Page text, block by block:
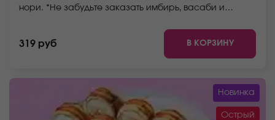
нори. *Не забудьте заказать имбирь, васаби и
*Внешний вид блюда может отличаться от фото на
сайте.
319 руб В КОРЗИНУ
Новинка
Острый